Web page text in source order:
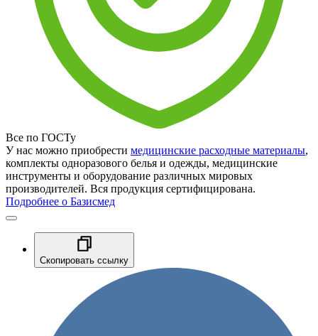
Все по ГОСТу
У нас можно приобрести медицинские расходные материалы,
комплекты одноразового белья и одежды, медицинские
инструменты и оборудование различных мировых
производителей. Вся продукция сертифицирована.
Подробнее о Базисмед
Скопировать ссылку